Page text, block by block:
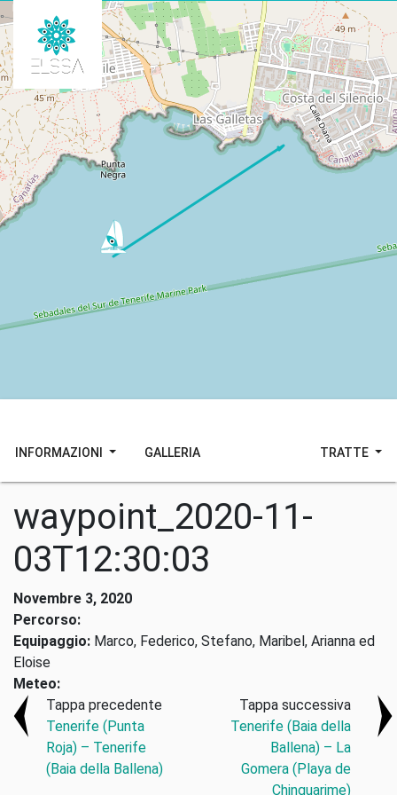
INFORMAZIONI GALLERIA TRATTE
waypoint_2020-11-
03T12:30:03
Novembre 3, 2020
Percorso:
Equipaggio: Marco, Federico, Stefano, Maribel, Arianna ed
Eloise
Meteo:
Tappa precedente
Tenerife (Punta
Roja) – Tenerife
(Baia della Ballena)
Tappa successiva
Tenerife (Baia della
Ballena) – La
Gomera (Playa de
Chinguarime)